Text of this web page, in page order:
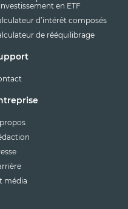
en ETF
d’intérêt composés
de rééquilibrage
média